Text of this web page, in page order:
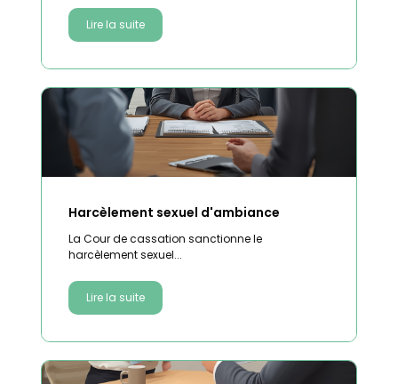
Lire la suite
Harcèlement sexuel d'ambiance
La Cour de cassation sanctionne le
harcèlement sexuel...
Lire la suite